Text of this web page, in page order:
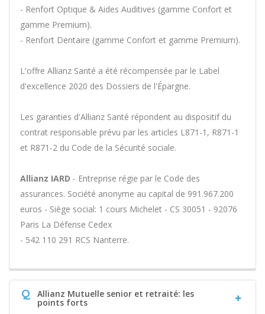
- Renfort Optique & Aides Auditives (gamme Confort et
gamme Premium).
- Renfort Dentaire (gamme Confort et gamme Premium).
L'offre Allianz Santé a été récompensée par le Label
d'excellence 2020 des Dossiers de l'Épargne.
Les garanties d'Allianz Santé répondent au dispositif du
contrat responsable prévu par les articles L871-1, R871-1
et R871-2 du Code de la Sécurité sociale.
Allianz IARD - Entreprise régie par le Code des
assurances. Société anonyme au capital de 991.967.200
euros - Siège social: 1 cours Michelet - CS 30051 - 92076
Paris La Défense Cedex
- 542 110 291 RCS Nanterre.
Q Allianz Mutuelle senior et retraité: les
points forts